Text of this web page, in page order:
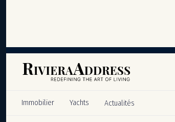
Immobilier Yachts Actualités